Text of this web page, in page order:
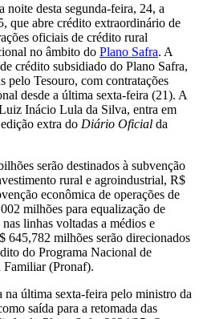
desta segunda-feira, 24, a
que abre crédito extraordinário de
oficiais de crédito rural
no âmbito do Plano Safra. A
crédito subsidiado do Plano Safra,
pelo Tesouro, com contratações
desde a última sexta-feira (21). A
Inácio Lula da Silva, entra em
extra do Diário Oficial da
serão destinados à subvenção
rural e agroindustrial, R$
econômica de operações de
milhões para equalização de
linhas voltadas a médios e
645,782 milhões serão direcionados
do Programa Nacional de
(Pronaf).
última sexta-feira pelo ministro da
saída para a retomada das